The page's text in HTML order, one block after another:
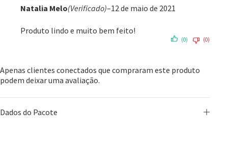
Natalia Melo(Verificado)–12 de maio de 2021
Produto lindo e muito bem feito!
(0) (0)
Apenas clientes conectados que compraram este produto
podem deixar uma avaliação.
Dados do Pacote